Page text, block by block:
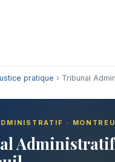
pratique › Tribunal
·